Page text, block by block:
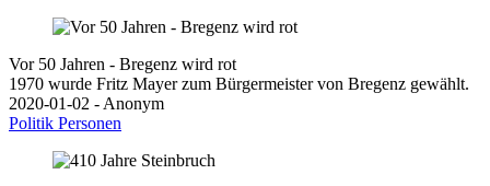
Vor 50 Jahren - Bregenz wird rot
1970 wurde Fritz Mayer zum Bürgermeister von Bregenz gewählt.
2020-01-02 - Anonym
Politik Personen